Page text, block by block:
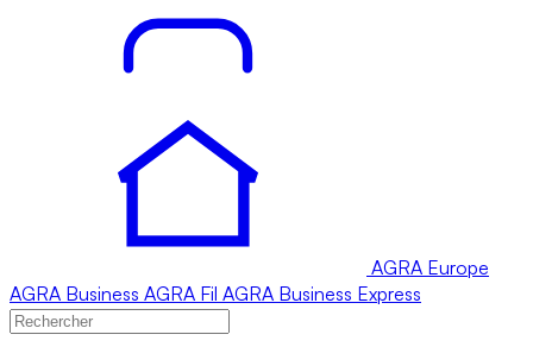
AGRA Europe
AGRA Business AGRA Fil AGRA Business Express